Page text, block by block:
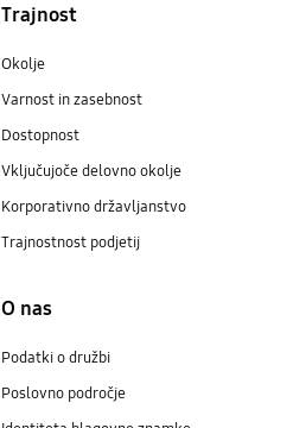
Trajnost
Okolje
Varnost in zasebnost
Dostopnost
Vključujoče delovno okolje
Korporativno državljanstvo
Trajnostnost podjetij
O nas
Podatki o družbi
Poslovno področje